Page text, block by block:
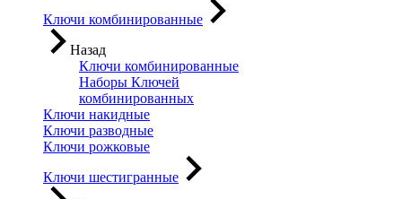
Ключи комбинированные
Назад
Ключи комбинированные
Наборы Ключей
комбинированных
Ключи накидные
Ключи разводные
Ключи рожковые
Ключи шестигранные